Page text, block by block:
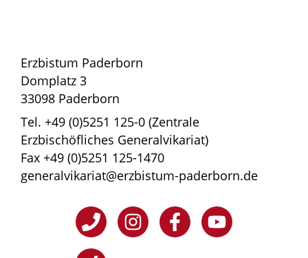
Erzbistum Paderborn
Domplatz 3
33098 Paderborn
Tel. +49 (0)5251 125-0 (Zentrale
Erzbischöfliches Generalvikariat)
Fax +49 (0)5251 125-1470
generalvikariat@erzbistum-paderborn.de